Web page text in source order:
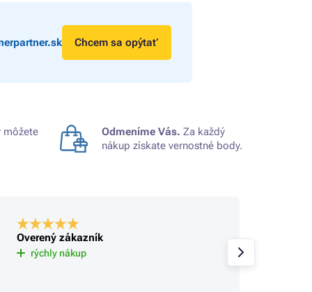
Chcem sa opýtať
môžete
Odmeníme Vás. Za každý
nákup získate vernostné body.
Overený zákazník
rýchly nákup